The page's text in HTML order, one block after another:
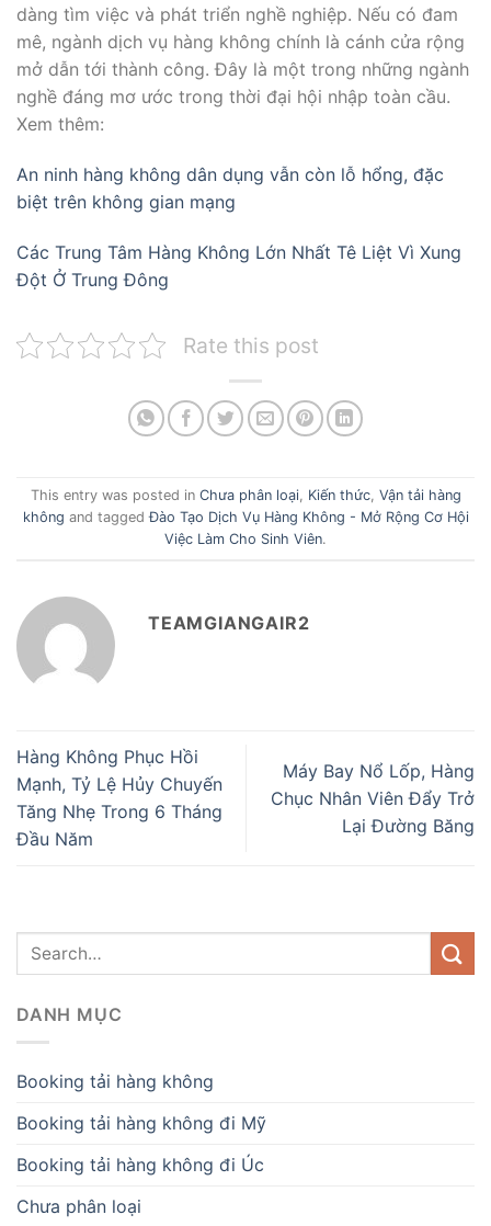
dàng tìm việc và phát triển nghề nghiệp. Nếu có đam
mê, ngành dịch vụ hàng không chính là cánh cửa rộng
mở dẫn tới thành công. Đây là một trong những ngành
nghề đáng mơ ước trong thời đại hội nhập toàn cầu.
Xem thêm:
An ninh hàng không dân dụng vẫn còn lỗ hổng, đặc
biệt trên không gian mạng
Các Trung Tâm Hàng Không Lớn Nhất Tê Liệt Vì Xung
Đột Ở Trung Đông
Rate this post
This entry was posted in Chưa phân loại, Kiến thức, Vận tải hàng
không and taggedĐào Tạo Dịch Vụ Hàng Không - Mở Rộng Cơ Hội
Việc Làm Cho Sinh Viên.
TEAMGIANGAIR2
Hàng Không Phục Hồi
Mạnh, Tỷ Lệ Hủy Chuyến
Tăng Nhẹ Trong 6 Tháng
Đầu Năm
Máy Bay Nổ Lốp, Hàng
Chục Nhân Viên Đẩy Trở
Lại Đường Băng
DANH MỤC
Booking tải hàng không
Booking tải hàng không đi Mỹ
Booking tải hàng không đi Úc
Chưa phân loại